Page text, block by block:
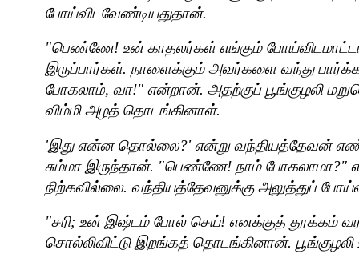
போய்விடவேண்டியதுதான்.
"பெண்ணே! உன் காதலர்கள் எங்கும்
இருப்பார்கள். நாளைக்கும் அவர்களை வந்து
போகலாம், வா!" என்றான். அதற்குப் பூங்குழலி
விம்மி அழத் தொடங்கினாள்.
'இது என்ன தொல்லை?'என்று வந்தியத்தேவன்
சும்மா இருந்தான். "பெண்ணே! நாம் போகலாமா?"
நிற்கவில்லை. வந்தியத்தேவனுக்கு அலுத்துப்
"சரி; உன் இஷ்டம் போல் செய்! எனக்குத் தூக்கம் வர
சொல்லிவிட்டு இறங்கத் தொடங்கினான். பூங்குழலி